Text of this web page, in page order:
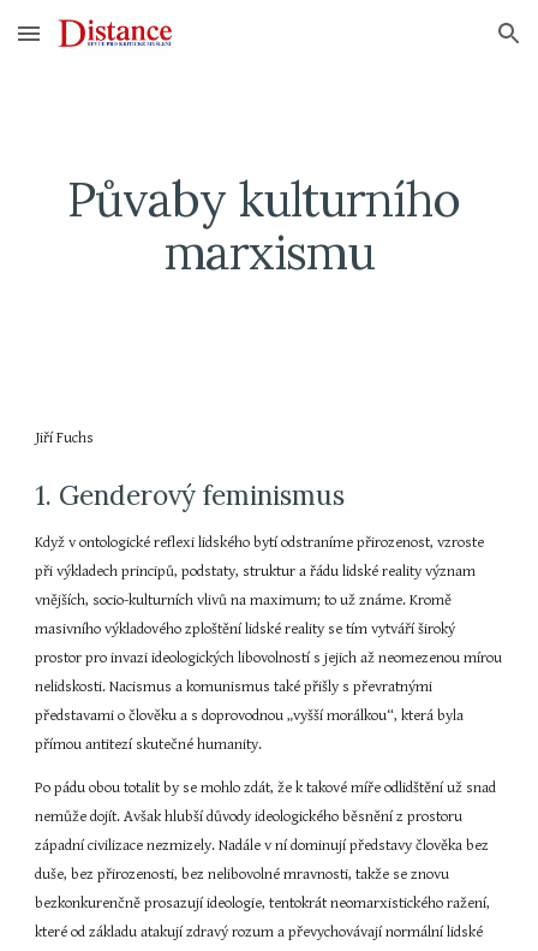
Skip to main content Skip to navigation
Půvaby kulturního
marxismu
Jiří Fuchs
1. Genderový feminismus
Když v ontologické reflexi lidského bytí odstraníme přirozenost, vzroste
při výkladech principů, podstaty, struktur a řádu lidské reality význam
vnějších, socio-kulturních vlivů na maximum; to už známe. Kromě
masivního výkladového zploštění lidské reality se tím vytváří široký
prostor pro invazi ideologických libovolností s jejich až neomezenou mírou
nelidskosti. Nacismus a komunismus také přišly s převratnými
představami o člověku a s doprovodnou „vyšší morálkou“, která byla
přímou antitezí skutečné humanity.
Po pádu obou totalit by se mohlo zdát, že k takové míře odlidštění už snad
nemůže dojít. Avšak hlubší důvody ideologického běsnění z prostoru
západní civilizace nezmizely. Nadále v ní dominují představy člověka bez
duše, bez přirozenosti, bez nelibovolné mravnosti, takže se znovu
bezkonkurenčně prosazují ideologie, tentokrát neomarxistického ražení,
které od základu atakují zdravý rozum a převychovávají normální lidské